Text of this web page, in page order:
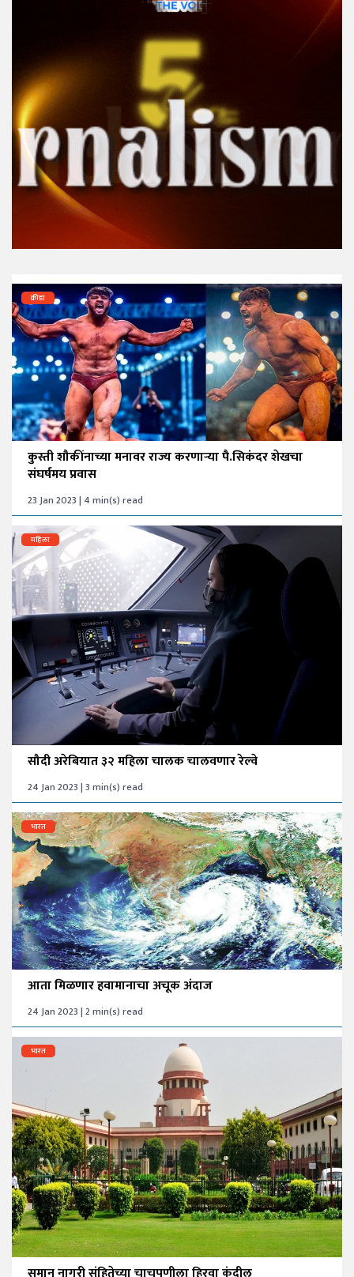
क्रीडा
कुस्ती शौकींनाच्या मनावर राज्य करणाऱ्या पै.सिकंदर शेखचा
संघर्षमय प्रवास
23 Jan 2023 | 4 min(s) read
महिला
सौदी अरेबियात ३२ महिला चालक चालवणार रेल्वे
24 Jan 2023 | 3 min(s) read
भारत
आता मिळणार हवामानाचा अचूक अंदाज
24 Jan 2023 | 2 min(s) read
भारत